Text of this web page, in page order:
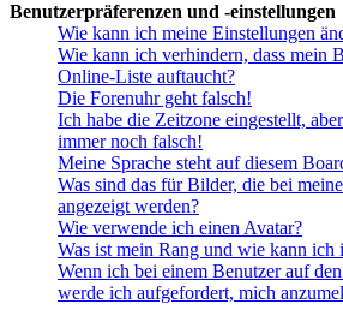
Benutzerpräferenzen und -einstellungen
Wie kann ich meine Einstellungen
Wie kann ich verhindern, dass mein
Online-Liste auftaucht?
Die Forenuhr geht falsch!
Ich habe die Zeitzone eingestellt,
immer noch falsch!
Meine Sprache steht auf diesem
Was sind das für Bilder, die bei
angezeigt werden?
Wie verwende ich einen Avatar?
Was ist mein Rang und wie kann ich
Wenn ich bei einem Benutzer auf
werde ich aufgefordert, mich